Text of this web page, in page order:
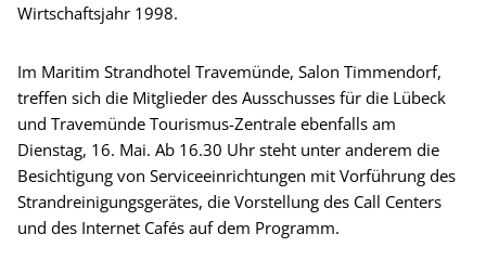
Wirtschaftsjahr 1998.
Im Maritim Strandhotel Travemünde, Salon Timmendorf,
treffen sich die Mitglieder des Ausschusses für die Lübeck
und Travemünde Tourismus-Zentrale ebenfalls am
Dienstag, 16. Mai. Ab 16.30 Uhr steht unter anderem die
Besichtigung von Serviceeinrichtungen mit Vorführung des
Strandreinigungsgerätes, die Vorstellung des Call Centers
und des Internet Cafés auf dem Programm.